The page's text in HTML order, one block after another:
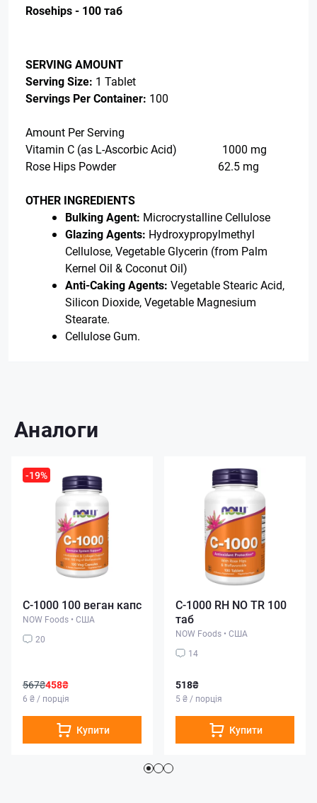
Rosehips - 100 таб
SERVING AMOUNT
Serving Size: 1 Tablet
Servings Per Container: 100
Amount Per Serving
Vitamin C (as L-Ascorbic Acid) 1000 mg
Rose Hips Powder 62.5 mg
OTHER INGREDIENTS
Bulking Agent: Microcrystalline Cellulose
Glazing Agents: Hydroxypropylmethyl
Cellulose, Vegetable Glycerin (from Palm
Kernel Oil & Coconut Oil)
Anti-Caking Agents: Vegetable Stearic Acid,
Silicon Dioxide, Vegetable Magnesium
Stearate.
Cellulose Gum.
Аналоги
-19%
C-1000 100 веган капс
NOW Foods • США
20
567₴458₴
6 ₴ / порція
Купити
C-1000 RH NO TR 100
таб
NOW Foods • США
14
518₴
5 ₴ / порція
Купити